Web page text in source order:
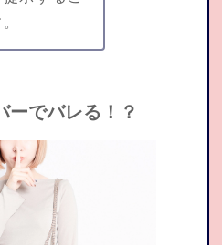
ーでバレる！？